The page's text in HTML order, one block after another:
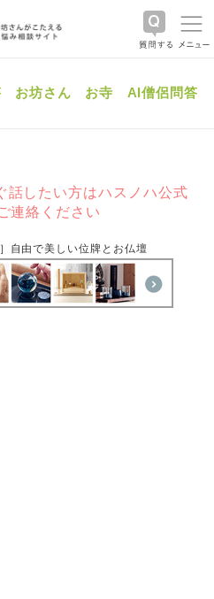
お坊さん お寺 AI僧侶問答
話したい方はハスノハ公式
連絡ください
自由で美しい位牌とお仏壇